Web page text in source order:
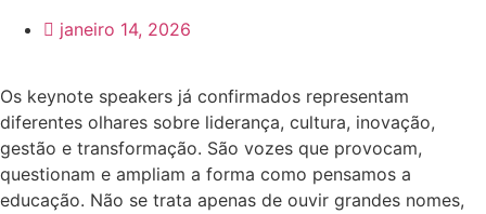
janeiro 14, 2026
Os keynote speakers já confirmados representam
diferentes olhares sobre liderança, cultura, inovação,
gestão e transformação. São vozes que provocam,
questionam e ampliam a forma como pensamos a
educação. Não se trata apenas de ouvir grandes nomes,